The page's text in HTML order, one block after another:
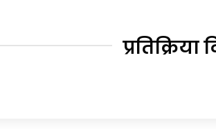
प्रतिक्रिया